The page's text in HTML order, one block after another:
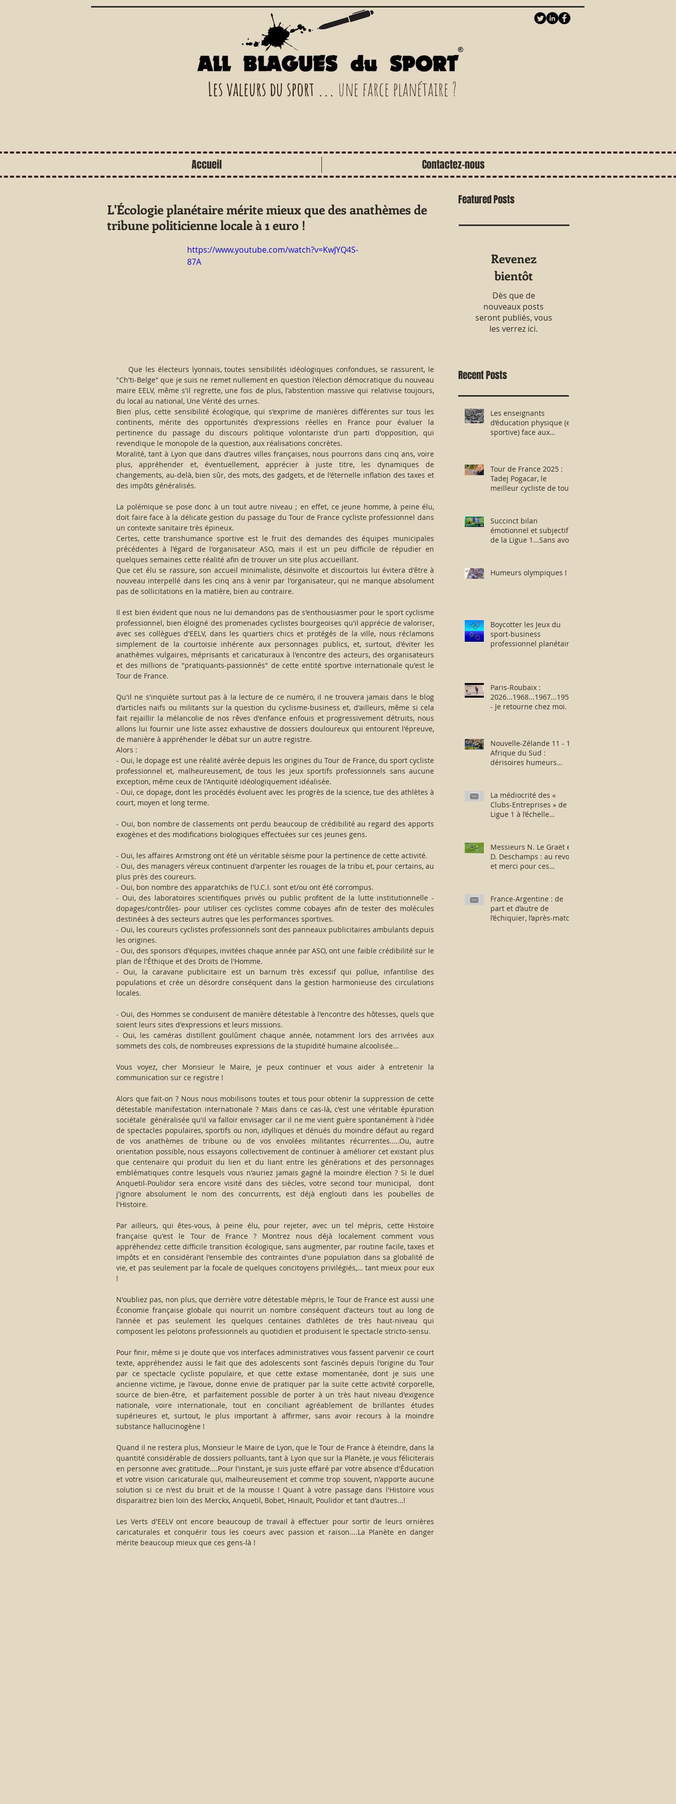
Les valeurs du sport ... une farce planétaire ?
L'Écologie planétaire mérite mieux que des anathèmes de
tribune politicienne locale à 1 euro !
https://www.youtube.com/watch?v=KwJYQ4S-
87A
"Ch'ti-Belge" que je suis ne remet nullement en question l'élection démocratique du nouveau
maire EELV, même s'il regrette, une fois de plus, l'abstention massive qui relativise toujours,
du local au national, Une Vérité des urnes.
Bien plus, cette sensibilité écologique, qui s'exprime de manières différentes sur tous les
continents, mérite des opportunités d'expressions réelles en France pour évaluer la
pertinence du passage du discours politique volontariste d'un parti d'opposition, qui
revendique le monopole de la question, aux réalisations concrètes.
Moralité, tant à Lyon que dans d'autres villes françaises, nous pourrons dans cinq ans, voire
plus, appréhender et, éventuellement, apprécier à juste titre, les dynamiques de
changements, au-delà, bien sûr, des mots, des gadgets, et de l'éternelle inflation des taxes et
des impôts généralisés.
La polémique se pose donc à un tout autre niveau ; en effet, ce jeune homme, à peine élu,
doit faire face à la délicate gestion du passage du Tour de France cycliste professionnel dans
un contexte sanitaire très épineux.
Certes, cette transhumance sportive est le fruit des demandes des équipes municipales
précédentes à l'égard de l'organisateur ASO, mais il est un peu difficile de répudier en
quelques semaines cette réalité afin de trouver un site plus accueillant.
Que cet élu se rassure, son accueil minimaliste, désinvolte et discourtois lui évitera d'être à
nouveau interpellé dans les cinq ans à venir par l'organisateur, qui ne manque absolument
pas de sollicitations en la matière, bien au contraire.
Il est bien évident que nous ne lui demandons pas de s'enthousiasmer pour le sport cyclisme
professionnel, bien éloigné des promenades cyclistes bourgeoises qu'il apprécie de valoriser,
avec ses collègues d'EELV, dans les quartiers chics et protégés de la ville, nous réclamons
simplement de la courtoisie inhérente aux personnages publics, et, surtout, d'éviter les
anathèmes vulgaires, méprisants et caricaturaux à l'encontre des acteurs, des organisateurs
et des millions de "pratiquants-passionnés" de cette entité sportive internationale qu'est le
Tour de France.
Qu'il ne s'inquiète surtout pas à la lecture de ce numéro, il ne trouvera jamais dans le blog
d'articles naïfs ou militants sur la question du cyclisme-business et, d'ailleurs, même si cela
fait rejaillir la mélancolie de nos rêves d'enfance enfouis et progressivement détruits, nous
allons lui fournir une liste assez exhaustive de dossiers douloureux qui entourent l'épreuve,
de manière à appréhender le débat sur un autre registre.
Alors :
- Oui, le dopage est une réalité avérée depuis les origines du Tour de France, du sport cycliste
professionnel et, malheureusement, de tous les jeux sportifs professionnels sans aucune
exception, même ceux de l'Antiquité idéologiquement idéalisée.
- Oui, ce dopage, dont les procédés évoluent avec les progrès de la science, tue des athlètes à
court, moyen et long terme.
- Oui, bon nombre de classements ont perdu beaucoup de crédibilité au regard des apports
exogènes et des modifications biologiques effectuées sur ces jeunes gens.
- Oui, les affaires Armstrong ont été un véritable séisme pour la pertinence de cette activité.
- Oui, des managers véreux continuent d'arpenter les rouages de la tribu et, pour certains, au
plus près des coureurs.
- Oui, bon nombre des apparatchiks de l'U.C.I. sont et/ou ont été corrompus.
- Oui, des laboratoires scientifiques privés ou public profitent de la lutte institutionnelle -
dopages/contrôles- pour utiliser ces cyclistes comme cobayes afin de tester des molécules
destinées à des secteurs autres que les performances sportives.
- Oui, les coureurs cyclistes professionnels sont des panneaux publicitaires ambulants depuis
les origines.
- Oui, des sponsors d'équipes, invitées chaque année par ASO, ont une faible crédibilité sur le
plan de l'Éthique et des Droits de l'Homme.
- Oui, la caravane publicitaire est un barnum très excessif qui pollue, infantilise des
populations et crée un désordre conséquent dans la gestion harmonieuse des circulations
locales.
- Oui, des Hommes se conduisent de manière détestable à l'encontre des hôtesses, quels que
soient leurs sites d'expressions et leurs missions.
- Oui, les caméras distillent goulûment chaque année, notamment lors des arrivées aux
sommets des cols, de nombreuses expressions de la stupidité humaine alcoolisée...
Vous voyez, cher Monsieur le Maire, je peux continuer et vous aider à entretenir la
communication sur ce registre !
Alors que fait-on ? Nous nous mobilisons toutes et tous pour obtenir la suppression de cette
détestable manifestation internationale ? Mais dans ce cas-là, c'est une véritable épuration
sociétale  généralisée qu'il va falloir envisager car il ne me vient guère spontanément à l'idée
de spectacles populaires, sportifs ou non, idylliques et dénués du moindre défaut au regard
de vos anathèmes de tribune ou de vos envolées militantes récurrentes.....Ou, autre
orientation possible, nous essayons collectivement de continuer à améliorer cet existant plus
que centenaire qui produit du lien et du liant entre les générations et des personnages
emblématiques contre lesquels vous n'auriez jamais gagné la moindre élection ? Si le duel
Anquetil-Poulidor sera encore visité dans des siècles, votre second tour municipal,  dont
j'ignore absolument le nom des concurrents, est déjà englouti dans les poubelles de
l'Histoire.
Par ailleurs, qui êtes-vous, à peine élu, pour rejeter, avec un tel mépris, cette Histoire
française qu'est le Tour de France ? Montrez nous déjà localement comment vous
appréhendez cette difficile transition écologique, sans augmenter, par routine facile, taxes et
impôts et en considérant l'ensemble des contraintes d'une population dans sa globalité de
vie, et pas seulement par la focale de quelques concitoyens privilégiés,... tant mieux pour eux
!
N'oubliez pas, non plus, que derrière votre détestable mépris, le Tour de France est aussi une
Économie française globale qui nourrit un nombre conséquent d'acteurs tout au long de
l'année et pas seulement les quelques centaines d'athlètes de très haut-niveau qui
composent les pelotons professionnels au quotidien et produisent le spectacle stricto-sensu.
Pour finir, même si je doute que vos interfaces administratives vous fassent parvenir ce court
texte, appréhendez aussi le fait que des adolescents sont fascinés depuis l'origine du Tour
par ce spectacle cycliste populaire, et que cette extase momentanée, dont je suis une
ancienne victime, je l'avoue, donne envie de pratiquer par la suite cette activité corporelle,
source de bien-être,  et parfaitement possible de porter à un très haut niveau d'exigence
nationale, voire internationale, tout en conciliant agréablement de brillantes études
supérieures et, surtout, le plus important à affirmer, sans avoir recours à la moindre
substance hallucinogène !
Quand il ne restera plus, Monsieur le Maire de Lyon, que le Tour de France à éteindre, dans la
quantité considérable de dossiers polluants, tant à Lyon que sur la Planète, je vous féliciterais
en personne avec gratitude....Pour l'instant, je suis juste effaré par votre absence d'Éducation
et votre vision caricaturale qui, malheureusement et comme trop souvent, n'apporte aucune
solution si ce n'est du bruit et de la mousse ! Quant à votre passage dans l'Histoire vous
disparaitrez bien loin des Merckx, Anquetil, Bobet, Hinault, Poulidor et tant d'autres...!
Les Verts d'EELV ont encore beaucoup de travail à effectuer pour sortir de leurs ornières
caricaturales et conquérir tous les coeurs avec passion et raison....La Planète en danger
mérite beaucoup mieux que ces gens-là !
Featured Posts
Revenez
bientôt
Dès que de
nouveaux posts
seront publiés, vous
les verrez ici.
Recent Posts
Les enseignants
d’éducation physique (et
sportive) face aux
en milieu hostile !
Tour de France 2025 :
Tadej Pogacar, le
meilleur cycliste de tous
Armstrong revisitée ?
Succinct bilan
émotionnel et subjectif
de la Ligue 1...Sans avoir
Humeurs olympiques !
Boycotter les Jeux du
sport-business
professionnel planétaire
Paris-Roubaix :
2026...1968...1967...1957
- Je retourne chez moi.
Nouvelle-Zélande 11 - 12
Afrique du Sud :
dérisoires humeurs
La médiocrité des «
Clubs-Entreprises » de
Ligue 1 à l’échelle
Messieurs N. Le Graët et
D. Deschamps : au revoir
et merci pour ces
France-Argentine : de
part et d’autre de
l’échiquier, l’après-match
Accueil Contactez-nous